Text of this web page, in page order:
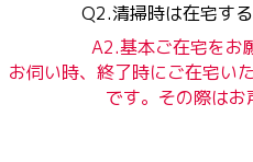
Q2.清掃時は在宅す
A2.基本ご在宅をお
お伺い時、終了時にご在宅い
です。その際はお